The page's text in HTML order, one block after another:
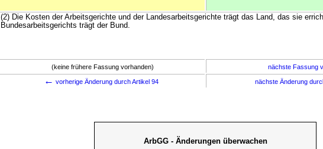
(2) Die Kosten der Arbeitsgerichte und der Landesarbeitsgerichte trägt das Land, das sie
Bundesarbeitsgerichts trägt der Bund.
(keine frühere Fassung vorhanden) nächste Fassung
← vorherige Änderung durch Artikel 94 nächste Änderung
ArbGG - Änderungen überwachen